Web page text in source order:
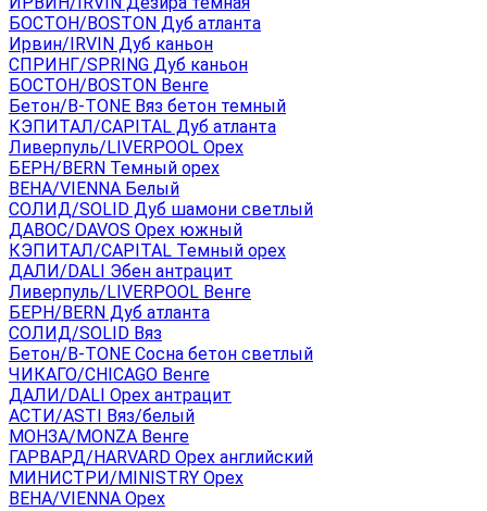
БОСТОН/BOSTON Дуб атланта
Ирвин/IRVIN Дуб каньон
СПРИНГ/SPRING Дуб каньон
БОСТОН/BOSTON Венге
Бетон/B-TONE Вяз бетон темный
КЭПИТАЛ/CAPITAL Дуб атланта
Ливерпуль/LIVERPOOL Орех
БЕРН/BERN Темный орех
ВЕНА/VIENNA Белый
СОЛИД/SOLID Дуб шамони светлый
ДАВОС/DAVOS Орех южный
КЭПИТАЛ/CAPITAL Темный орех
ДАЛИ/DALI Эбен антрацит
Ливерпуль/LIVERPOOL Венге
БЕРН/BERN Дуб атланта
СОЛИД/SOLID Вяз
Бетон/B-TONE Сосна бетон светлый
ЧИКАГО/CHICAGO Венге
ДАЛИ/DALI Орех антрацит
АСТИ/ASTI Вяз/белый
МОНЗА/MONZA Венге
ГАРВАРД/HARVARD Орех английский
МИНИСТРИ/MINISTRY Орех
ВЕНА/VIENNA Орех